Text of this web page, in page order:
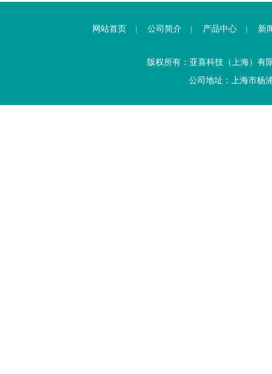
网站首页 公司简介 产品中心 新
版权所有：亚喜科技（上海）
公司地址：上海市杨